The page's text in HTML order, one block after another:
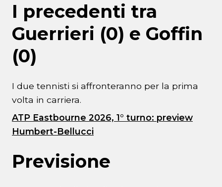
I precedenti tra
Guerrieri (0) e Goffin
(0)
I due tennisti si affronteranno per la prima
volta in carriera.
ATP Eastbourne 2026, 1° turno: preview
Humbert-Bellucci
Previsione